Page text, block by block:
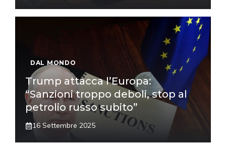
DAL MONDO
Trump attacca l’Europa:
“Sanzioni troppo deboli, stop al
petrolio russo subito”
16 Settembre 2025